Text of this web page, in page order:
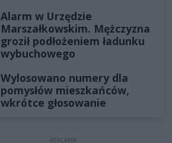
Alarm w Urzędzie
Marszałkowskim. Mężczyzna
groził podłożeniem ładunku
wybuchowego
Wylosowano numery dla
pomysłów mieszkańców,
wkrótce głosowanie
REKLAMA